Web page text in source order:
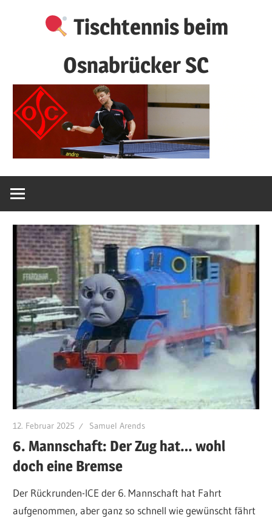
Tischtennis beim
Osnabrücker SC
12. Februar 2025 Samuel Arends
6. Mannschaft: Der Zug hat… wohl
doch eine Bremse
Der Rückrunden-ICE der 6. Mannschaft hat Fahrt
aufgenommen, aber ganz so schnell wie gewünscht fährt